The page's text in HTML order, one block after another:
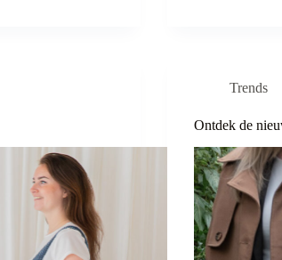
Trends
Ontdek de